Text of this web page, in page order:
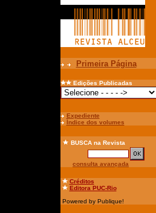
Primeira Página
Edições Publicadas
Expediente
Índice dos volumes
BUSCAna Revista
consulta avançada
Créditos
Editora PUC-Rio
Powered by Publique!